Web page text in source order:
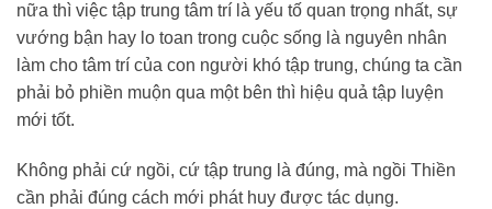
nữa thì việc tập trung tâm trí là yếu tố quan trọng nhất, sự
vướng bận hay lo toan trong cuộc sống là nguyên nhân
làm cho tâm trí của con người khó tập trung, chúng ta cần
phải bỏ phiền muộn qua một bên thì hiệu quả tập luyện
mới tốt.
Không phải cứ ngồi, cứ tập trung là đúng, mà ngồi Thiền
cần phải đúng cách mới phát huy được tác dụng.